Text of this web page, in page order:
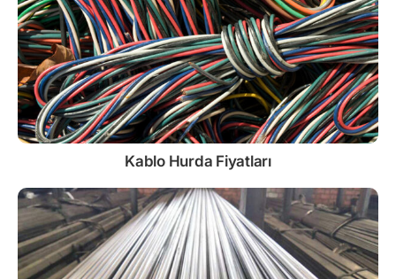
Kablo Hurda Fiyatları